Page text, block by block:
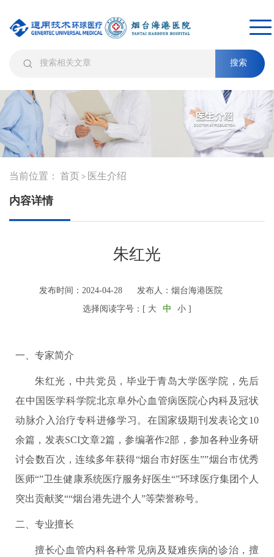
搜索
当前位置： 首页 > 医生介绍
内容详情
朱红光
发布时间：2024-04-28
发布人：烟台海港医院
选择阅读字号：[ 大 中 小 ]
一、专家简介
朱红光，中共党员，毕业于青岛大学医学院，先后
在中国医学科学院北京阜外心血管病医院心内科及冠状
动脉介入治疗专科进修学习。在国家级期刊发表论文10
余篇，发表SCI文章2篇，参编著作2部，参加各种业务研
讨会数百次，连续多年获得“烟台市好医生””烟台市优秀
医师“”卫生健康系统医疗服务好医生“”环球医疗集团个人
突出贡献奖““烟台港先进个人”等荣誉称号。
二、专业擅长
擅长心血管内科各种常见病及疑难疾病的诊治，擅